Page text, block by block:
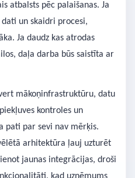
atbalsts pēc palaišanas. Ja
un skaidri procesi,
Ja daudz kas atrodas
daļa darba būs saistīta ar
mākoņinfrastruktūru, datu
kontroles un
pati par sevi nav mērķis.
arhitektūra ļauj uzturēt
jaunas integrācijas, droši